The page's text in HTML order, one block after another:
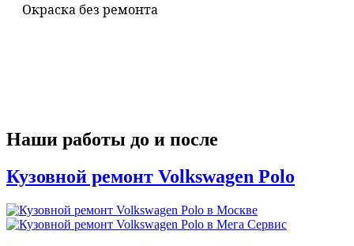
Окраска без ремонта
Наши работы до и после
Кузовной ремонт Volkswagen Polo